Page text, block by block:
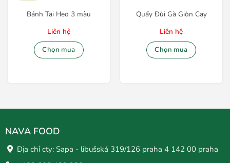
Bánh Tai Heo 3 màu
Liên hệ
Chọn mua
Quẩy Đùi Gà Giòn Cay
Liên hệ
Chọn mua
NAVA FOOD
Địa chỉ cty: Sapa - libušská 319/126 praha 4 142 00 praha